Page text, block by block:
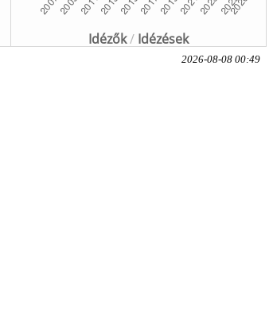
Idézők/ Idézések
2026-08-08 00:49